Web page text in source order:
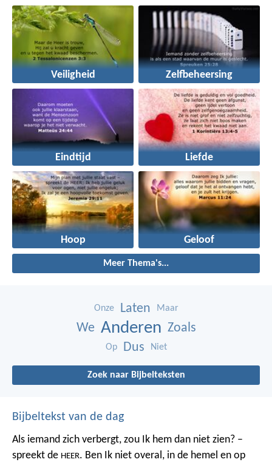
Veiligheid Zelfbeheersing
Eindtijd Liefde
Hoop Geloof
Meer Thema's...
Onze Laten Maar
We Anderen Zoals
Op Dus Niet
Zoek naar Bijbelteksten
Bijbeltekst van de dag
Als iemand zich verbergt, zou Ik hem dan niet zien? –
spreekt de HEER. Ben Ik niet overal, in de hemel en op